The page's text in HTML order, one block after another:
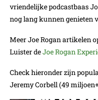
vriendelijke podcastbaas
nog lang kunnen genieten
Meer Joe Rogan artikelen
Luister deJoe Rogan
Check hieronder zijn
Jeremy Corbell (49